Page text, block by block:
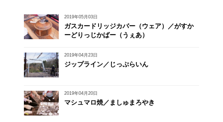
2019年05月03日
ガスカードリッジカバー（ウェア）／がすか
ーどりっじかばー（うぇあ）
2019年04月23日
ジップライン／じっぷらいん
2019年04月20日
マシュマロ焼／ましゅまろやき